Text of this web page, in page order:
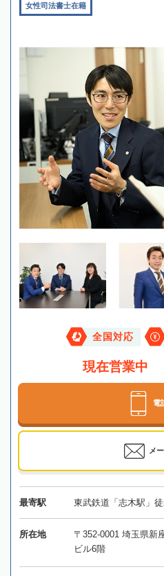
女性司法書士在籍
全国対応
現在営業中
電
メ
最寄駅 東武鉄道「志木駅」
所在地
〒352-0001 埼玉県
ビル6階